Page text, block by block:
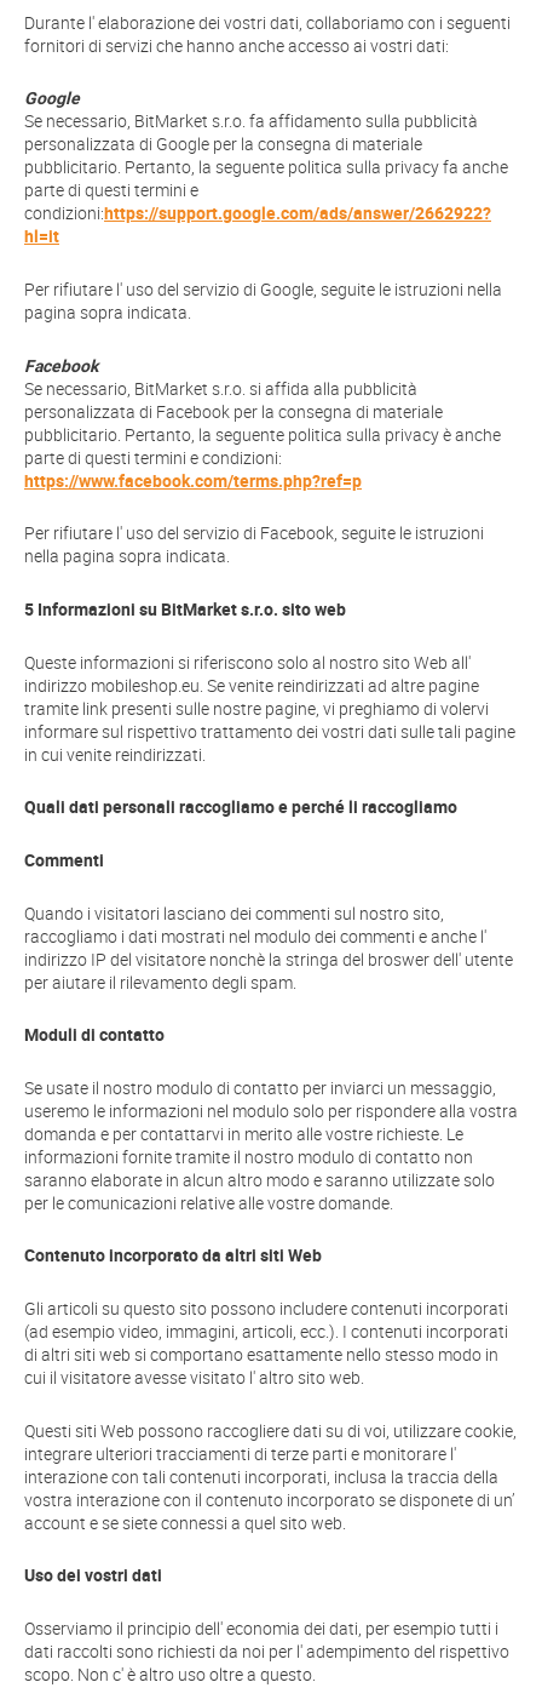
Durante l' elaborazione dei vostri dati, collaboriamo con i seguenti
fornitori di servizi che hanno anche accesso ai vostri dati:
Google
Se necessario, BitMarket s.r.o. fa affidamento sulla pubblicità
personalizzata di Google per la consegna di materiale
pubblicitario. Pertanto, la seguente politica sulla privacy fa anche
parte di questi termini e
condizioni:https://support.google.com/ads/answer/2662922?
hl=it
Per rifiutare l' uso del servizio di Google, seguite le istruzioni nella
pagina sopra indicata.
Facebook
Se necessario, BitMarket s.r.o. si affida alla pubblicità
personalizzata di Facebook per la consegna di materiale
pubblicitario. Pertanto, la seguente politica sulla privacy è anche
parte di questi termini e condizioni:
https://www.facebook.com/terms.php?ref=p
Per rifiutare l' uso del servizio di Facebook, seguite le istruzioni
nella pagina sopra indicata.
5 Informazioni su BitMarket s.r.o. sito web
Queste informazioni si riferiscono solo al nostro sito Web all'
indirizzo mobileshop.eu. Se venite reindirizzati ad altre pagine
tramite link presenti sulle nostre pagine, vi preghiamo di volervi
informare sul rispettivo trattamento dei vostri dati sulle tali pagine
in cui venite reindirizzati.
Quali dati personali raccogliamo e perché li raccogliamo
Commenti
Quando i visitatori lasciano dei commenti sul nostro sito,
raccogliamo i dati mostrati nel modulo dei commenti e anche l'
indirizzo IP del visitatore nonchè la stringa del broswer dell' utente
per aiutare il rilevamento degli spam.
Moduli di contatto
Se usate il nostro modulo di contatto per inviarci un messaggio,
useremo le informazioni nel modulo solo per rispondere alla vostra
domanda e per contattarvi in merito alle vostre richieste. Le
informazioni fornite tramite il nostro modulo di contatto non
saranno elaborate in alcun altro modo e saranno utilizzate solo
per le comunicazioni relative alle vostre domande.
Contenuto incorporato da altri siti Web
Gli articoli su questo sito possono includere contenuti incorporati
(ad esempio video, immagini, articoli, ecc.). I contenuti incorporati
di altri siti web si comportano esattamente nello stesso modo in
cui il visitatore avesse visitato l' altro sito web.
Questi siti Web possono raccogliere dati su di voi, utilizzare cookie,
integrare ulteriori tracciamenti di terze parti e monitorare l'
interazione con tali contenuti incorporati, inclusa la traccia della
vostra interazione con il contenuto incorporato se disponete di un’
account e se siete connessi a quel sito web.
Uso dei vostri dati
Osserviamo il principio dell' economia dei dati, per esempio tutti i
dati raccolti sono richiesti da noi per l' adempimento del rispettivo
scopo. Non c' è altro uso oltre a questo.